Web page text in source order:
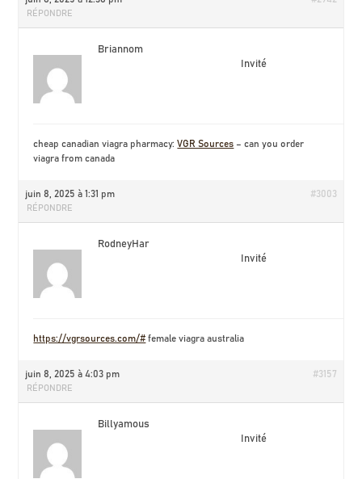
RÉPONDRE
Briannom
Invité
cheap canadian viagra pharmacy:VGR Sources – can you order
viagra from canada
juin 8, 2025 à 1:31 pm #3003
RÉPONDRE
RodneyHar
Invité
https://vgrsources.com/# female viagra australia
juin 8, 2025 à 4:03 pm #3157
RÉPONDRE
Billyamous
Invité